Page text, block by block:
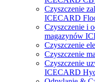
Czyszczenie
ICECARD
Czyszczenie i
magazynów
Czyszczenie
Czyszczenie
Czyszczenie
ICECARD